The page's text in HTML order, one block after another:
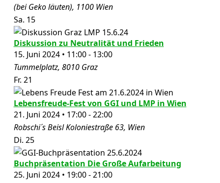
(bei Geko läuten), 1100 Wien
Sa. 15
Diskussion zu Neutralität und Frieden
15. Juni 2024 • 11:00- 13:00
Tummelplatz, 8010 Graz
Fr. 21
Lebensfreude-Fest von GGI und LMP in Wien
21. Juni 2024 • 17:00-22:00
Robschi´s BeislKoloniestraße 63, Wien
Di. 25
Buchpräsentation Die Große Aufarbeitung
25. Juni 2024 • 19:00-21:00